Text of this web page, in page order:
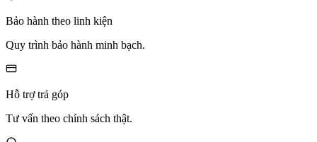
Bảo hành theo linh kiện
Quy trình bảo hành minh bạch.
Hỗ trợ trả góp
Tư vấn theo chính sách thật.